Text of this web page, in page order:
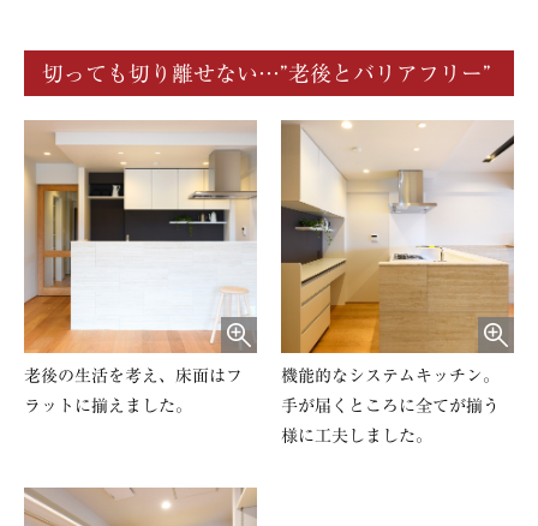
切っても切り離せない…”老後とバリアフリー”
老後の生活を考え、床面はフ
ラットに揃えました。
機能的なシステムキッチン。
手が届くところに全てが揃う
様に工夫しました。